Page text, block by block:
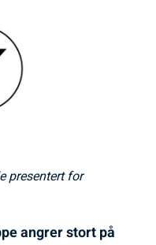
presentert for
angrer stort på